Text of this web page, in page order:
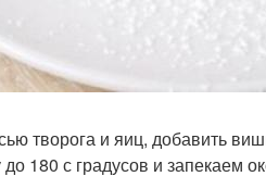
творога и яиц, добавить
180 с градусов и запекаем